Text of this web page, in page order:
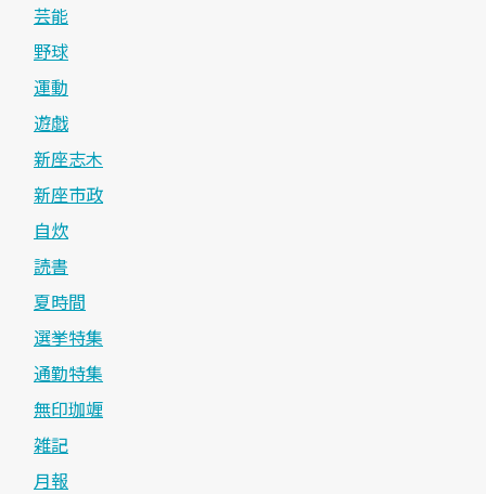
芸能
野球
運動
遊戯
新座志木
新座市政
自炊
読書
夏時間
選挙特集
通勤特集
無印珈竰
雑記
月報